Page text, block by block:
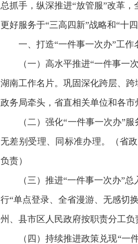
总抓手，纵深推进“放管服”改革
更好服务于“三高四新”战略和“十四
一、打造“一件事一次办”工作
（一）高水平推进“一件事
湖南工作名片。巩固深化跨层、
政务局牵头，省直相关单位和各市
（二）强化“一件事一次办”
无差别受理、同标准办理。（省
负责）
（三）推进“一件事一次办”
行“单点登录、全省漫游、无感切
州、县市区人民政府按职责分工负
（四）持续推进政策兑现“一